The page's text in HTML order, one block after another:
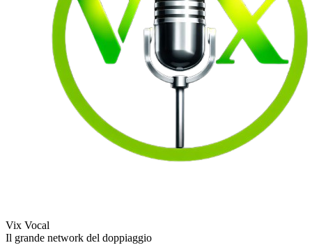
Vix Vocal
Il grande network del doppiaggio